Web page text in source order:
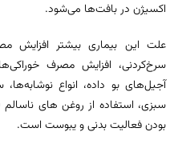
اکسیژن در بافت‌ها می‌شود.
علت این بیماری بیشتر افزایش
سرخ‌کردنی، افزایش مصرف
آجیل‌های بو داده، انواع
سبزی، استفاده از روغن های
بودن فعالیت بدنی و ‌یبوست است.